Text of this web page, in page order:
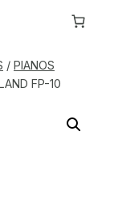
/ PIANOS
FP-10